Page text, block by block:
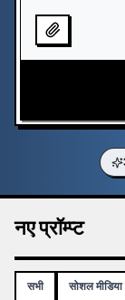
नए प्रॉम्प्ट
सभी सोशल मीडिया